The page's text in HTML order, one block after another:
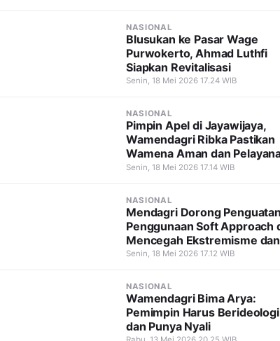
NASIONAL
Blusukan ke Pasar Wage
Purwokerto, Ahmad Luthfi
Siapkan Revitalisasi
Senin, 18 Mei 2026 17.24 WIB
NASIONAL
Pimpin Apel di Jayawijaya,
Wamendagri Ribka Pastikan
Wamena Aman dan
Tetap Berjalan
Senin, 18 Mei 2026 17.14 WIB
NASIONAL
Mendagri Dorong Penguatan
Penggunaan Soft Approach
Mencegah Ekstremisme dan
Terorisme
Senin, 18 Mei 2026 17.12 WIB
NASIONAL
Wamendagri Bima Arya:
Pemimpin Harus
dan Punya Nyali